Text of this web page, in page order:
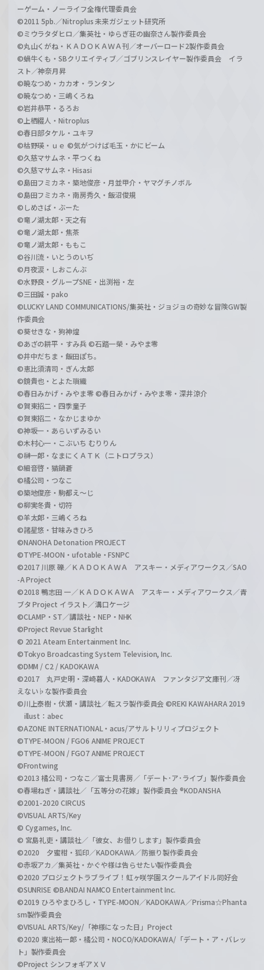
ーゲーム・ノーライフ全権代理委員会
©2011 5pb.／Nitroplus 未来ガジェット研究所
©ミウラタダヒロ／集英社・ゆらぎ荘の幽奈さん製作委員会
©丸山くがね・ＫＡＤＯＫＡＷＡ刊／オーバーロード2製作委員会
©蝸牛くも・SBクリエイティブ／ゴブリンスレイヤー製作委員会 イラ
スト／神奈月昇
©暁なつめ・カカオ・ランタン
©暁なつめ・三嶋くろね
©岩井恭平・るろお
©上栖綴人・Nitroplus
©春日部タケル・ユキヲ
©枯野瑛・ｕｅ ©気がつけば毛玉・かにビーム
©久慈マサムネ・平つくね
©久慈マサムネ・Hisasi
©島田フミカネ・築地俊彦・月並甲介・ヤマグチノボル
©島田フミカネ・南房秀久・飯沼俊規
©しめさば・ぶーた
©竜ノ湖太郎・天之有
©竜ノ湖太郎・焦茶
©竜ノ湖太郎・ももこ
©谷川流・いとうのいぢ
©月夜涙・しおこんぶ
©水野良・グループSNE・出渕裕・左
©三田誠・pako
©LUCKY LAND COMMUNICATIONS/集英社・ジョジョの奇妙な冒険GW製
作委員会
©葵せきな・狗神煌
©あざの耕平・すみ兵 ©石踏一榮・みやま零
©井中だちま・飯田ぽち。
©恵比須清司・ぎん太郎
©鏡貴也・とよた瑣織
©春日みかげ・みやま零 ©春日みかげ・みやま零・深井涼介
©賀東招二・四季童子
©賀東招二・なかじまゆか
©神坂一・あらいずみるい
©木村心一・こぶいち むりりん
©榊一郎・なまにくＡＴＫ（ニトロプラス）
©細音啓・猫鍋蒼
©橘公司・つなこ
©築地俊彦・駒都え～じ
©柳実冬貴・切符
©羊太郎・三嶋くろね
©諸星悠・甘味みきひろ
©NANOHA Detonation PROJECT
©TYPE-MOON・ufotable・FSNPC
©2017 川原 礫／ＫＡＤＯＫＡＷＡ アスキー・メディアワークス／SAO
-A Project
©2018 鴨志田 一／ＫＡＤＯＫＡＷＡ アスキー・メディアワークス／青
ブタ Project イラスト／溝口ケージ
©CLAMP・ST／講談社・NEP・NHK
©Project Revue Starlight
© 2021 Ateam Entertainment Inc.
©Tokyo Broadcasting System Television, Inc.
©DMM / C2 / KADOKAWA
©2017 丸戸史明・深崎暮人・KADOKAWA ファンタジア文庫刊／冴
えない♭な製作委員会
©川上泰樹・伏瀬・講談社／転スラ製作委員会 ©REKI KAWAHARA 2019
illust：abec
©AZONE INTERNATIONAL・acus/アサルトリリィプロジェクト
©TYPE-MOON / FGO6 ANIME PROJECT
©TYPE-MOON / FGO7 ANIME PROJECT
©Frontwing
©2013 橘公司・つなこ／富士見書房／「デート･ア･ライブ」製作委員会
©春場ねぎ・講談社／「五等分の花嫁」製作委員会 ®KODANSHA
©2001-2020 CIRCUS
©VISUAL ARTS/Key
© Cygames, Inc.
© 宮島礼吏・講談社／「彼女、お借りします」製作委員会
©2020 夕蜜柑・狐印／KADOKAWA／防振り製作委員会
©赤坂アカ／集英社・かぐや様は告らせたい製作委員会
©2020 プロジェクトラブライブ！虹ヶ咲学園スクールアイドル同好会
©SUNRISE ©BANDAI NAMCO Entertainment Inc.
©2019 ひろやまひろし・TYPE-MOON／KADOKAWA／Prisma☆Phanta
sm製作委員会
©VISUAL ARTS/Key/「神様になった日」Project
©2020 東出祐一郎・橘公司・NOCO/KADOKAWA/「デート・ア・バレッ
ト」製作委員会
©Project シンフォギアＸＶ